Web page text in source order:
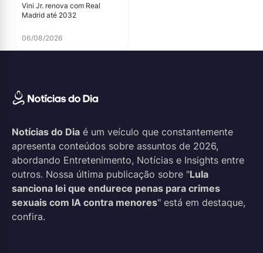
Vini Jr. renova com Real
Madrid até 2032
06/08/2026
Notícias do Dia é um veículo que constantemente
apresenta conteúdos sobre assuntos de 2026,
abordando Entretenimento, Notícias e Insights entre
outros. Nossa última publicação sobre "Lula
sanciona lei que endurece penas para crimes
sexuais com IA contra menores" está em destaque,
confira.